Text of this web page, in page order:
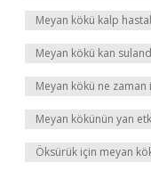
Meyan kökü kalp
Meyan kökü kan
Meyan kökü ne zaman
Meyan kökünün yan
Öksürük için meyan